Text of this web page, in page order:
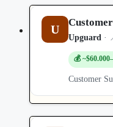
U
Upguard ·
💰
Customer